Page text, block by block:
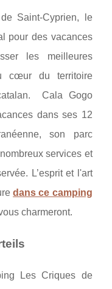
Saint-Cyprien, le
pour des vacances
les meilleures
cœur du territoire
Cala Gogo
dans ses 12
son parc
services et
L’esprit et l'art
dans ce camping
charmeront.
Les Criques de